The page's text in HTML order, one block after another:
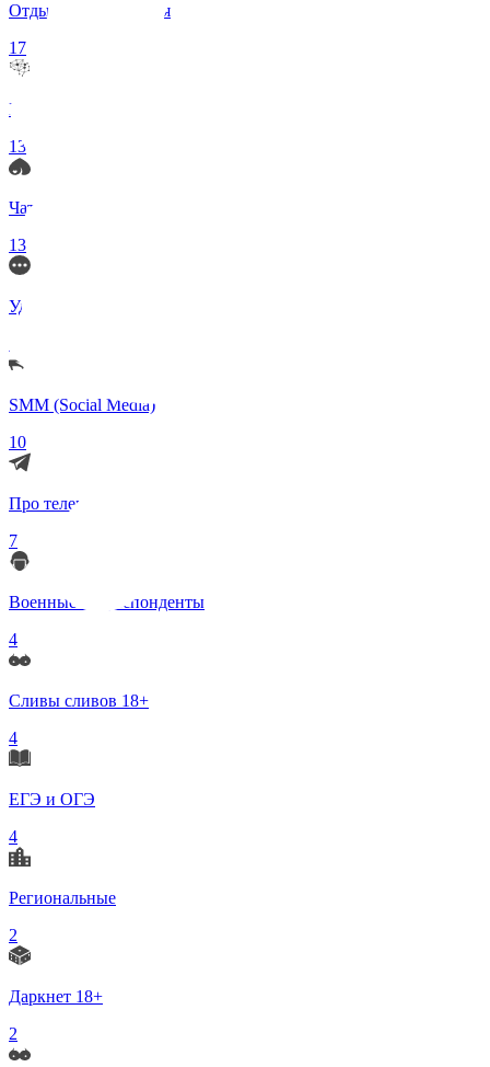
Отдых и Развлечения
17
Нейросети и ИИ
13
Чаты по интересам
13
Удаленка (Работа)
SMM (Social Media)
10
Про телеграмм
7
Военные корреспонденты
4
Сливы сливов 18+
4
ЕГЭ и ОГЭ
4
Региональные
2
Даркнет 18+
2